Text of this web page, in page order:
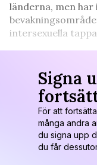
länderna, men
intersexuella
Signa
För att
många andra
du signa upp
du får